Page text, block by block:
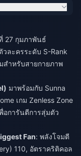
27 กุมภาพันธ์
วละครระดับ S-Rank
สำหรับสายกายภาพ
มาพร้อมกับ Sunna
เกม Zenless Zone
อการันตีการสุ่มตัว
Fan: พลังโจมตี
110, อัตราคริติคอล